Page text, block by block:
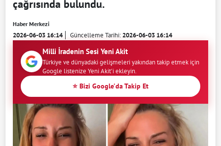
çağrısında bulundu.
Haber Merkezi
2026-06-03 16:14 Güncelleme Tarihi:2026-06-03 16:14
Milli İradenin Sesi Yeni Akit
Türkiye ve dünyadaki gelişmeleri yakından takip etmek için
Google listenize Yeni Akit'i ekleyin.
⭐ Bizi Google'da Takip Et